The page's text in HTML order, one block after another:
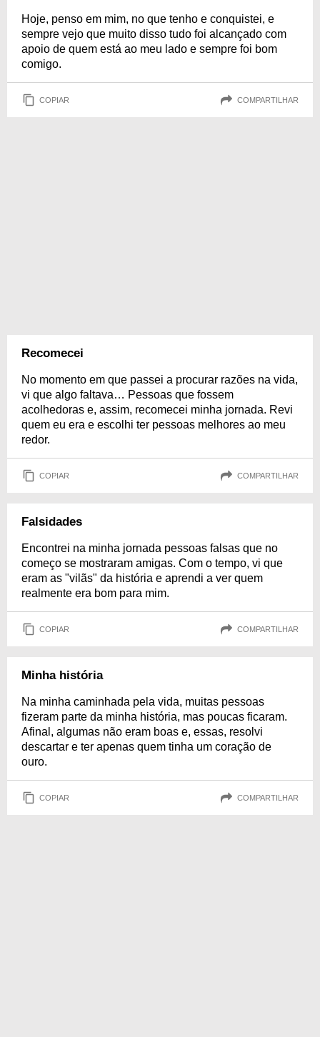
Hoje, penso em mim, no que tenho e conquistei, e
sempre vejo que muito disso tudo foi alcançado com
apoio de quem está ao meu lado e sempre foi bom
comigo.
COPIAR COMPARTILHAR
Recomecei
No momento em que passei a procurar razões na vida,
vi que algo faltava… Pessoas que fossem
acolhedoras e, assim, recomecei minha jornada. Revi
quem eu era e escolhi ter pessoas melhores ao meu
redor.
COPIAR COMPARTILHAR
Falsidades
Encontrei na minha jornada pessoas falsas que no
começo se mostraram amigas. Com o tempo, vi que
eram as "vilãs" da história e aprendi a ver quem
realmente era bom para mim.
COPIAR COMPARTILHAR
Minha história
Na minha caminhada pela vida, muitas pessoas
fizeram parte da minha história, mas poucas ficaram.
Afinal, algumas não eram boas e, essas, resolvi
descartar e ter apenas quem tinha um coração de
ouro.
COPIAR COMPARTILHAR